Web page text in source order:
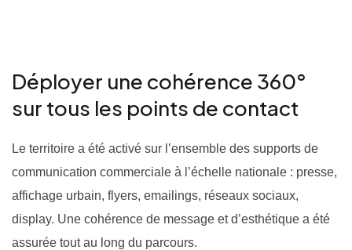
Déployer une cohérence 360°
sur tous les points de contact
Le territoire a été activé sur l’ensemble des supports de
communication commerciale à l’échelle nationale : presse,
affichage urbain, flyers, emailings, réseaux sociaux,
display. Une cohérence de message et d’esthétique a été
assurée tout au long du parcours.